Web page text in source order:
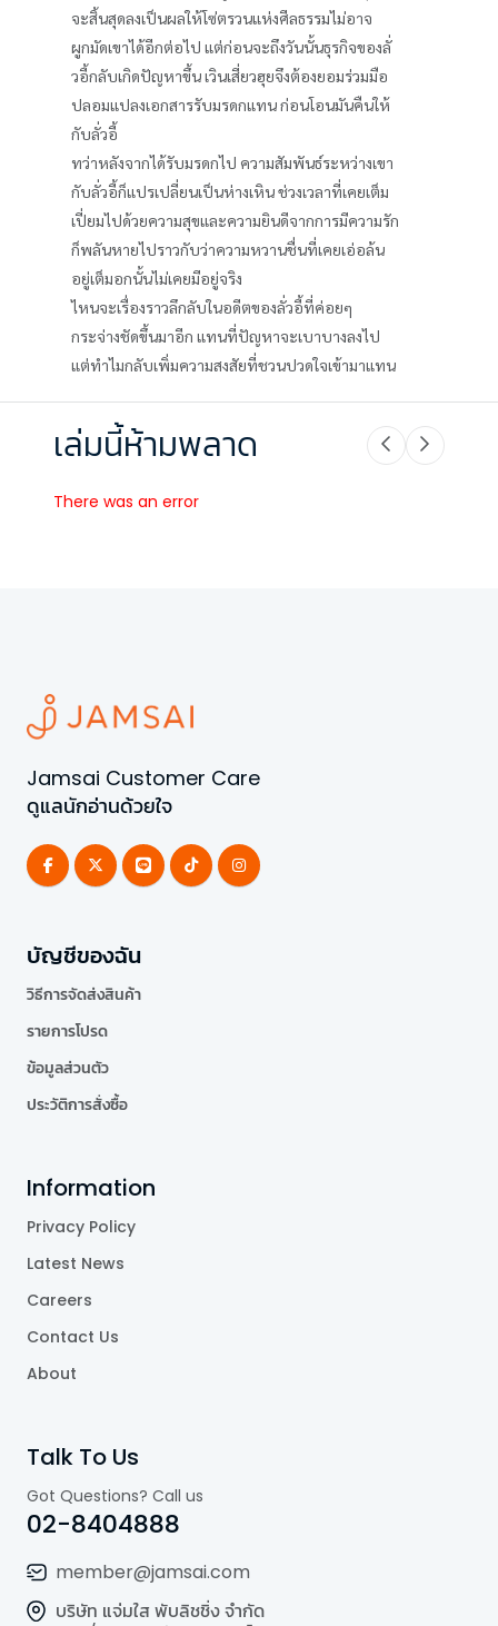
จะสิ้นสุดลงเป็นผลให้โซ่ตรวนแห่งศีลธรรมไม่อาจ
ผูกมัดเขาได้อีกต่อไป แต่ก่อนจะถึงวันนั้นธุรกิจของลั่
วอี้กลับเกิดปัญหาขึ้น เวินเสี่ยวฮุยจึงต้องยอมร่วมมือ
ปลอมแปลงเอกสารรับมรดกแทน ก่อนโอนมันคืนให้
กับลั่วอี้
ทว่าหลังจากได้รับมรดกไป ความสัมพันธ์ระหว่างเขา
กับลั่วอี้ก็แปรเปลี่ยนเป็นห่างเหิน ช่วงเวลาที่เคยเต็ม
เปี่ยมไปด้วยความสุขและความยินดีจากการมีความรัก
ก็พลันหายไปราวกับว่าความหวานชื่นที่เคยเอ่อล้น
อยู่เต็มอกนั้นไม่เคยมีอยู่จริง
ไหนจะเรื่องราวลึกลับในอดีตของลั่วอี้ที่ค่อยๆ
กระจ่างชัดขึ้นมาอีก แทนที่ปัญหาจะเบาบางลงไป
แต่ทำไมกลับเพิ่มความสงสัยที่ชวนปวดใจเข้ามาแทน
เล่มนี้ห้ามพลาด
There was an error
Jamsai Customer Care
ดูแลนักอ่านด้วยใจ
บัญชีของฉัน
วิธีการจัดส่งสินค้า
รายการโปรด
ข้อมูลส่วนตัว
ประวัติการสั่งซื้อ
Information
Privacy Policy
Latest News
Careers
Contact Us
About
Talk To Us
Got Questions? Call us
02-8404888
member@jamsai.com
บริษัท แจ่มใส พับลิชชิ่ง จำกัด